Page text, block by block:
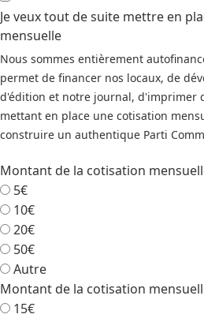
Je veux tout de suite mettre en
mensuelle
Nous sommes entièrement
permet de financer nos locaux, de
d'édition et notre journal, d'imprimer
mettant en place une cotisation
construire un authentique Parti
Montant de la cotisation
5€
10€
20€
50€
Autre
Montant de la cotisation
15€